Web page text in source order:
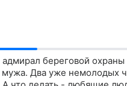
береговой
Два уже немолодых